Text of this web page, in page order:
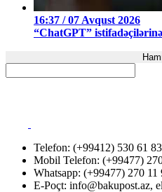
16:37 / 07 Avqust 2026
“ChatGPT”
Telefon: (+99412) 530 61 83
Mobil Telefon: (+99477)
Whatsapp: (+99477) 270 11
E-Poçt: info@bakupost.az,